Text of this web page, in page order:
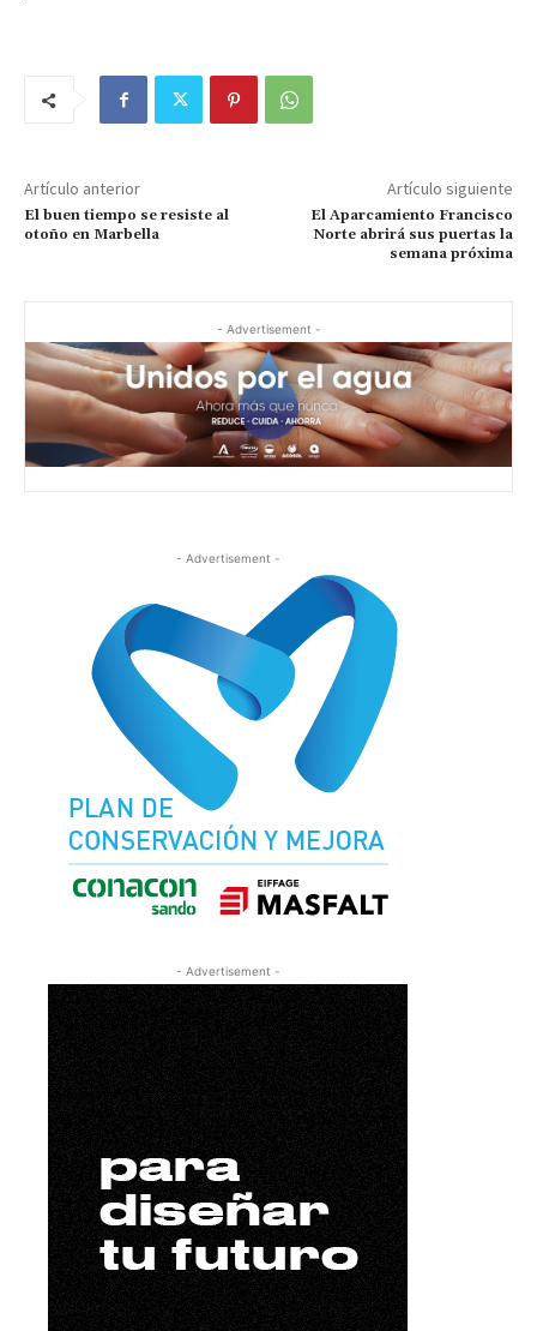
Artículo anterior
El buen tiempo se resiste al
otoño en Marbella
Artículo siguiente
El Aparcamiento Francisco
Norte abrirá sus puertas la
semana próxima
- Advertisement -
- Advertisement -
- Advertisement -